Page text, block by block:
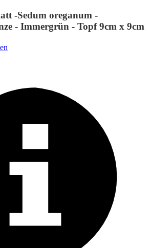
-Sedum oreganum -
- Immergrün - Topf 9cm x 9cm